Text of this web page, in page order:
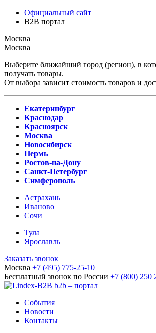
Официальный сайт
B2B портал
Москва
Москва
Выберите ближайший город (регион), в
получать товары.
От выбора зависит стоимость товаров и
Екатеринбург
Краснодар
Красноярск
Москва
Новосибирск
Пермь
Ростов-на-Дону
Санкт-Петербург
Симферополь
Астрахань
Иваново
Сочи
Тула
Ярославль
Заказать звонок
Москва +7 (495) 775-25-10
Бесплатный звонок по России +7 (800) 250
b2b – портал
События
Новости
Контакты